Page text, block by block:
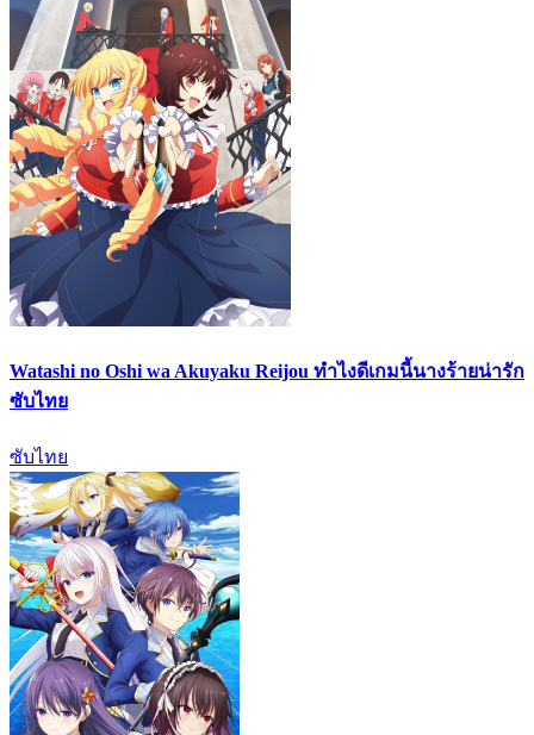
Watashi no Oshi wa Akuyaku Reijou ทำไงดีเกมนี้นางร้ายน่ารัก
ซับไทย
ซับไทย